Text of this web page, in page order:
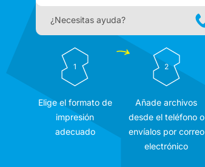
¿Necesitas ayuda?
1
Elige el formato de
impresión
adecuado
2
Añade archivos
desde el teléfono o
envíalos por correo
electrónico